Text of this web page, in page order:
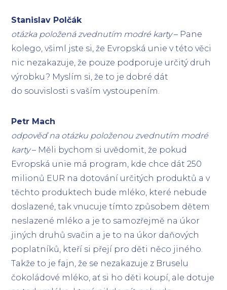
Stanislav Polčák
otázka položená zvednutím modré karty– Pane
kolego, všiml jste si, že Evropská unie v této věci
nic nezakazuje, že pouze podporuje určitý druh
výrobku? Myslím si, že to je dobré dát
do souvislosti s vaším vystoupením.
Petr Mach
odpověď na otázku položenou zvednutím modré
karty– Měli bychom si uvědomit, že pokud
Evropská unie má program, kde chce dát 250
milionů EUR na dotování určitých produktů a v
těchto produktech bude mléko, které nebude
doslazené, tak vnucuje tímto způsobem dětem
neslazené mléko a je to samozřejmě na úkor
jiných druhů svačin a je to na úkor daňových
poplatníků, kteří si přejí pro děti něco jiného.
Takže to je fajn, že se nezakazuje z Bruselu
čokoládové mléko, ať si ho děti koupí, ale dotuje